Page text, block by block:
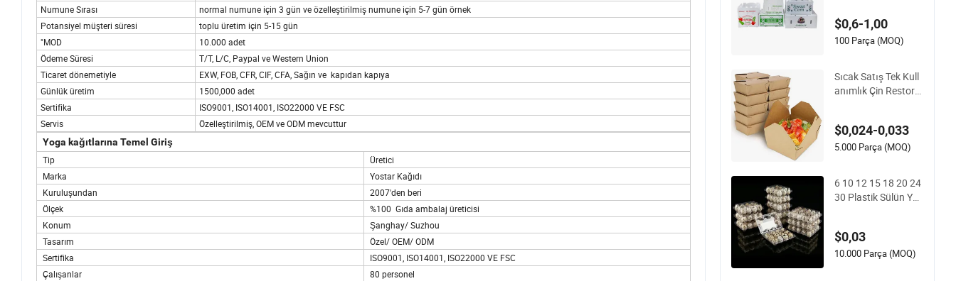
Numune Sırası
normal numune için 3 gün ve özelleştirilmiş numune için 5-7 gün örnek
Potansiyel müşteri süresi
toplu üretim için 5-15 gün
"MOD
10.000 adet
Ödeme Süresi
T/T, L/C, Paypal ve Western Union
Ticaret dönemetiyle
EXW, FOB, CFR, CIF, CFA, Sağın ve kapıdan kapıya
Günlük üretim
1500,000 adet
Sertifika
ISO9001, ISO14001, ISO22000 VE FSC
Servis
Özelleştirilmiş, OEM ve ODM mevcuttur
Yoga kağıtlarına Temel Giriş
Tip
Üretici
Marka
Yostar Kağıdı
Kuruluşundan
2007'den beri
Ölçek
%100 Gıda ambalaj üreticisi
Konum
Şanghay/ Suzhou
Tasarım
Özel/ OEM/ ODM
Sertifika
ISO9001, ISO14001, ISO22000 VE FSC
Çalışanlar
80 personel
ve Sebze Kutusu ve
Zencefil Kutusu
$0,6-1,00
100 Parça (MOQ)
Sıcak Satış Tek Kull
anımlık Çin Restora
a Kutusu Konteyner
i Hazır Yemek Amba
$0,024-0,033
5.000 Parça (MOQ)
6 10 12 15 18 20 24
30 Plastik Sülün Yu
$0,03
10.000 Parça (MOQ)